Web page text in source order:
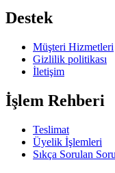
Destek
Müşteri Hizmetleri
Gizlilik politikası
İletişim
İşlem Rehberi
Teslimat
Üyelik İşlemleri
Sıkça Sorulan